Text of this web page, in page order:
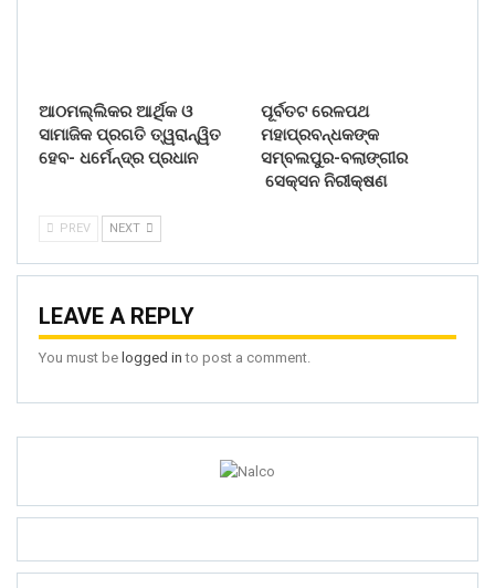
ଆଠମଲ୍ଲିକର ଆର୍ଥିକ ଓ
ସାମାଜିକ ପ୍ରଗତି ତ୍ୱରାନ୍ୱିତ
ହେବ- ଧର୍ମେନ୍ଦ୍ର ପ୍ରଧାନ
ପୂର୍ବତଟ ରେଳପଥ
ମହାପ୍ରବନ୍ଧକଙ୍କ
ସମ୍ବଲପୁର-ବଲାଙ୍ଗୀର
ସେକ୍ସନ ନିରୀକ୍ଷଣ
PREV NEXT
LEAVE A REPLY
You must be logged in to post a comment.